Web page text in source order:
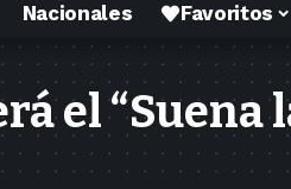
Nacionales Favoritos
el “Suena